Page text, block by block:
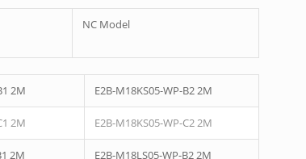
NC Model
2M E2B-M18KS05-WP-B2 2M
2M E2B-M18KS05-WP-C2 2M
2M E2B-M18LS05-WP-B2 2M